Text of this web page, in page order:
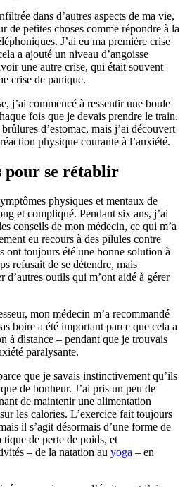
dans d’autres aspects de ma vie,
de petites choses comme répondre à la
J’ai eu ma première crise
a ajouté un niveau d’angoisse
une autre crise, qui était souvent
crise de panique.
j’ai commencé à ressentir une boule
fois que je devais prendre le train.
d’estomac, mais j’ai découvert
physique courante à l’anxiété.
pour se rétablir
physiques et mentaux de
et compliqué. Pendant six ans, j’ai
conseils de mon médecin, ce qui m’a
eu recours à des pilules contre
ont toujours été une bonne solution à
refusait de se détendre, mais
d’autres outils qui m’ont aidé à gérer
mon médecin m’a recommandé
boire a été important parce que cela a
à distance – pendant que je trouvais
paralysante.
que je savais instinctivement qu’ils
de bonheur. J’ai pris un peu de
de maintenir une alimentation
les calories. L’exercice fait toujours
il s’agit désormais d’une forme de
de perte de poids, et
– de la natation au yoga – en